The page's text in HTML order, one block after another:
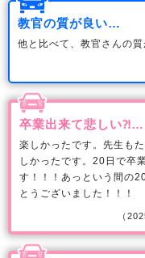
教官の質が良い…
他と比べて、教官さんの
卒業出来て悲しい⁈…
楽しかったです。先生も
しかったです。20日で卒
す！！！あっという間の
とうございました！！！
（